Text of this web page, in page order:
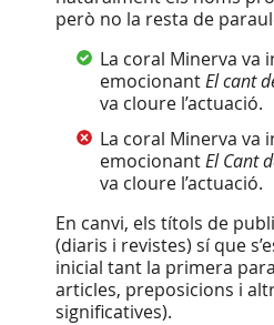
però no la resta de
La coral Minerva va
emocionantEl cant
va cloure l’actuació.
La coral Minerva va
emocionantEl Cant
va cloure l’actuació.
En canvi, els títols de
(diaris i revistes) sí que
inicial tant la primera
articles, preposicions i
significatives).